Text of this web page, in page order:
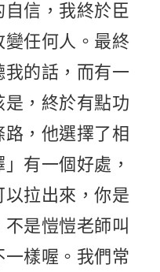
信，我終於臣
任何人。最終
的話，而有一
，終於有點功
，他選擇了相
有一個好處，
拉出來，你是
是愷愷老師叫
樣喔。我們常